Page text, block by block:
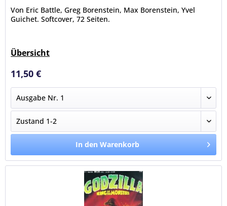
Von Eric Battle, Greg Borenstein, Max Borenstein, Yvel
Guichet. Softcover, 72 Seiten.
Übersicht
11,50 €
In den Warenkorb